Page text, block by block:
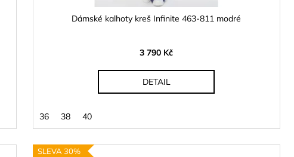
Dámské kalhoty kreš Infinite 463-811 modré
3 790 Kč
DETAIL
36 38 40
SLEVA 30%